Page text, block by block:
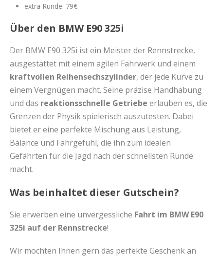
extra Runde: 79€
Über den BMW E90 325i
Der BMW E90 325i ist ein Meister der Rennstrecke,
ausgestattet mit einem agilen Fahrwerk und einem
kraftvollen Reihensechszylinder, der jede Kurve zu
einem Vergnügen macht. Seine präzise Handhabung
und das reaktionsschnelle Getriebe erlauben es, die
Grenzen der Physik spielerisch auszutesten. Dabei
bietet er eine perfekte Mischung aus Leistung,
Balance und Fahrgefühl, die ihn zum idealen
Gefährten für die Jagd nach der schnellsten Runde
macht.
Was beinhaltet dieser Gutschein?
Sie erwerben eine unvergessliche Fahrt im BMW E90
325i auf der Rennstrecke!
Wir möchten Ihnen gern das perfekte Geschenk an